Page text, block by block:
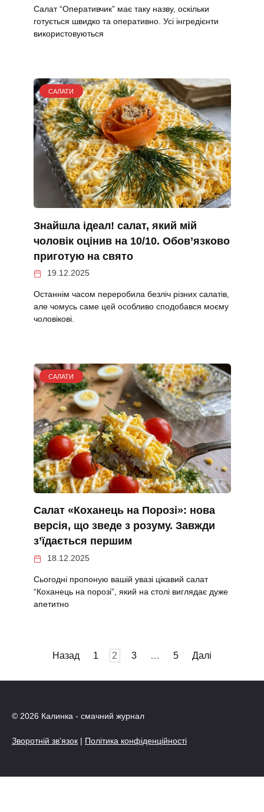
Салат “Оперативчик” має таку назву, оскільки
готується швидко та оперативно. Усі інгредієнти
використовуються
САЛАТИ
Знайшла ідеал! салат, який мій
чоловік оцінив на 10/10. Обов’язково
приготую на свято
19.12.2025
Останнім часом переробила безліч різних салатів,
але чомусь саме цей особливо сподобався моєму
чоловікові.
САЛАТИ
Салат «Коханець на Порозі»: нова
версія, що зведе з розуму. Завжди
з’їдається першим
18.12.2025
Сьогодні пропоную вашій увазі цікавий салат
“Коханець на порозі”, який на столі виглядає дуже
апетитно
Назад 1 2 3 … 5 Далі
© 2026 Калинка - смачний журнал
Зворотній зв’язок | Політика конфіденційності